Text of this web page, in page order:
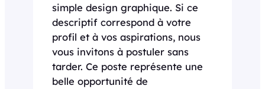
simple design graphique. Si ce
descriptif correspond à votre
profil et à vos aspirations, nous
vous invitons à postuler sans
tarder. Ce poste représente une
belle opportunité de